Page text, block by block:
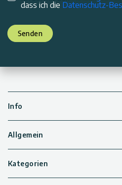
dass ich die Datenschutz-
Senden
Info
Allgemein
Kategorien